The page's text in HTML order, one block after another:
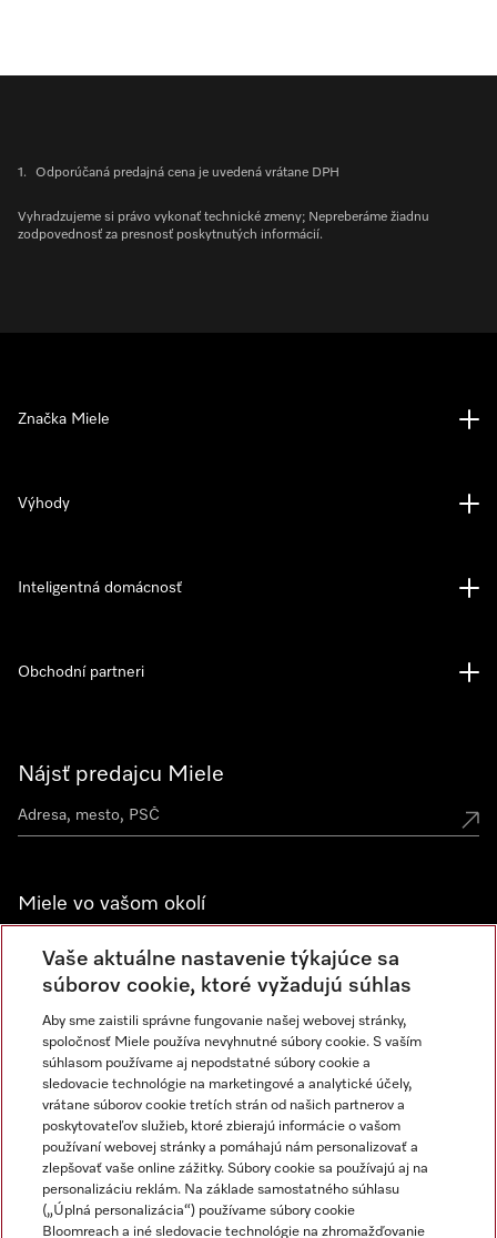
1. Odporúčaná predajná cena je uvedená vrátane DPH
Vyhradzujeme si právo vykonať technické zmeny; Nepreberáme žiadnu
zodpovednosť za presnosť poskytnutých informácií.
Nájsť predajcu Miele
Miele vo vašom okolí
Spoznajte predajne Miele
Newsletter
Značka Miele
Výhody
Inteligentná domácnosť
Obchodní partneri
Miele na Instagrame
Miele na YouTube
Vaše aktuálne nastavenie týkajúce sa
súborov cookie, ktoré vyžadujú súhlas
Aby sme zaistili správne fungovanie našej webovej stránky,
spoločnosť Miele používa nevyhnutné súbory cookie. S vaším
súhlasom používame aj nepodstatné súbory cookie a
sledovacie technológie na marketingové a analytické účely,
vrátane súborov cookie tretích strán od našich partnerov a
poskytovateľov služieb, ktoré zbierajú informácie o vašom
používaní webovej stránky a pomáhajú nám personalizovať a
zlepšovať vaše online zážitky. Súbory cookie sa používajú aj na
personalizáciu reklám. Na základe samostatného súhlasu
(„Úplná personalizácia“) používame súbory cookie
Bloomreach a iné sledovacie technológie na zhromažďovanie